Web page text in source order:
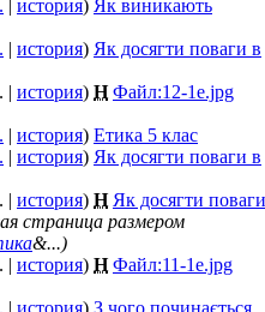
| история) Як виникають
| история) Як досягти поваги в
| история) Н Файл:12-1e.jpg
| история) Етика 5 клас
| история) Як досягти поваги в
| история) Н Як досягти поваги
страница размером
&...)
| история) Н Файл:11-1e.jpg
| история) З чого починається